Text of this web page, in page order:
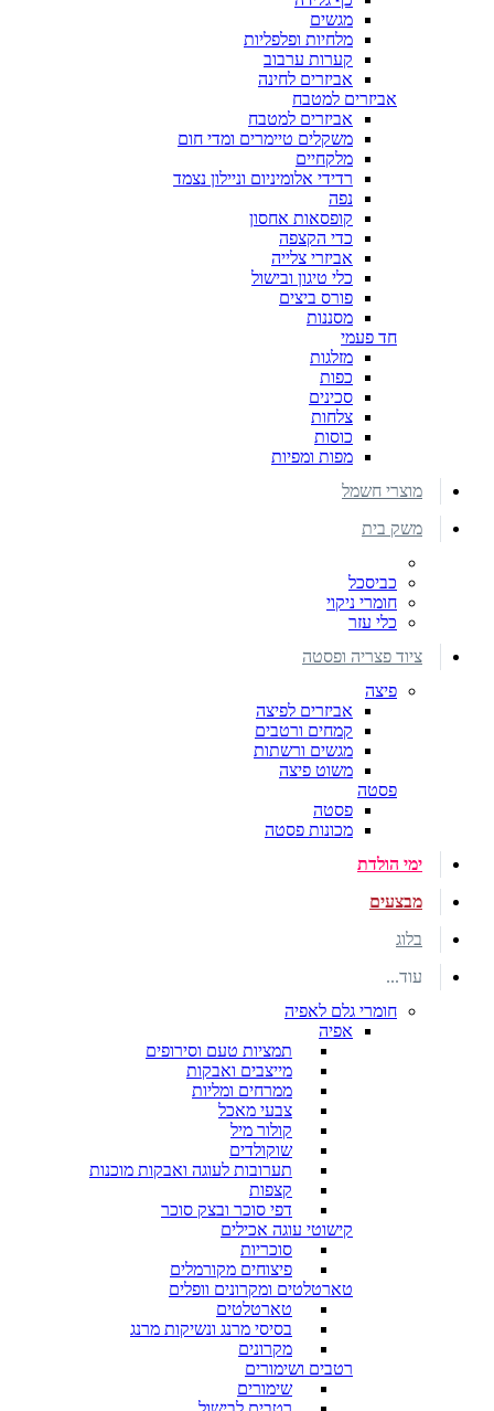
מגשים
מלחיות ופלפליות
קערות ערבוב
אביזרים לחינה
אביזרים למטבח
אביזרים למטבח
משקלים טיימרים ומדי חום
מלקחיים
רדידי אלומיניום וניילון נצמד
נפה
קופסאות אחסון
כדי הקצפה
אביזרי צלייה
כלי טיגון ובישול
פורס ביצים
מסננות
חד פעמי
מזלגות
כפות
סכינים
צלחות
כוסות
מפות ומפיות
מוצרי חשמל
משק בית
כביסכל
חומרי ניקוי
כלי עזר
ציוד פצריה ופסטה
פיצה
אביזרים לפיצה
קמחים ורטבים
מגשים ורשתות
משוט פיצה
פסטה
פסטה
מכונות פסטה
ימי הולדת
מבצעים
בלוג
עוד...
חומרי גלם לאפיה
אפיה
תמציות טעם וסירופים
מייצבים ואבקות
ממרחים ומליות
צבעי מאכל
קולור מיל
שוקולדים
תערובות לעוגה ואבקות מוכנות
קצפות
דפי סוכר ובצק סוכר
קישוטי עוגה אכילים
סוכריות
פיצוחים מקורמלים
טארטלטים ומקרונים וופלים
טארטלטים
בסיסי מרנג ונשיקות מרנג
מקרונים
רטבים ושימורים
שימורים